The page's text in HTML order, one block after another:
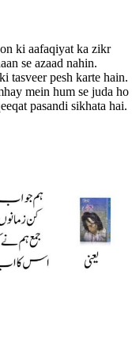
ki aafaqiyat ka zikr
se azaad nahin.
tasveer pesh karte hain.
mein hum se juda ho
pasandi sikhata hai.